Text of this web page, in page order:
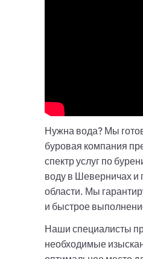
Нужна вода? Мы
буровая компания
спектр услуг по
воду в Шеверничах и
области. Мы
и быстрое
Наши специалисты
необходимые